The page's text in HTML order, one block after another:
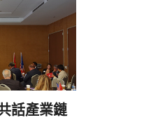
話產業鏈